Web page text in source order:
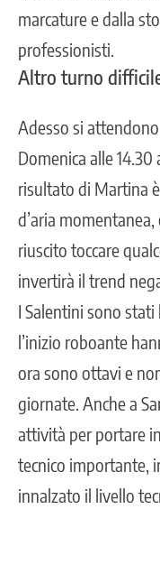
marcature e dalla
professionisti.
Altro turno
Adesso si
Domenica alle 14.30
risultato di Martina
d’aria
riuscito toccare
invertirà il trend
I Salentini sono
l’inizio roboante
ora sono ottavi e
giornate. Anche a
attività per portare
tecnico importante,
innalzato il livello